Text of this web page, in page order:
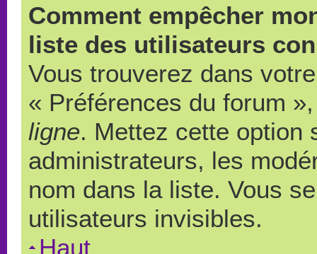
Comment empêcher
liste des utilisateurs
Vous trouverez dans
« Préférences du forum
ligne. Mettez cette option
administrateurs, les
nom dans la liste. Vous
utilisateurs invisibles.
Haut